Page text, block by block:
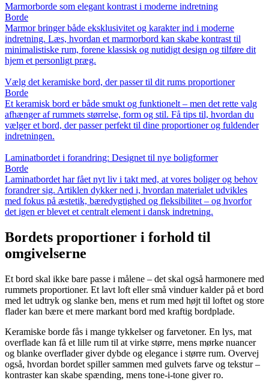
Marmorborde som elegant kontrast i moderne indretning
Borde
Marmor bringer både eksklusivitet og karakter ind i moderne
indretning. Læs, hvordan et marmorbord kan skabe kontrast til
minimalistiske rum, forene klassisk og nutidigt design og tilføre dit
hjem et personligt præg.
Vælg det keramiske bord, der passer til dit rums proportioner
Borde
Et keramisk bord er både smukt og funktionelt – men det rette valg
afhænger af rummets størrelse, form og stil. Få tips til, hvordan du
vælger et bord, der passer perfekt til dine proportioner og fuldender
indretningen.
Laminatbordet i forandring: Designet til nye boligformer
Borde
Laminatbordet har fået nyt liv i takt med, at vores boliger og behov
forandrer sig. Artiklen dykker ned i, hvordan materialet udvikles
med fokus på æstetik, bæredygtighed og fleksibilitet – og hvorfor
det igen er blevet et centralt element i dansk indretning.
Bordets proportioner i forhold til
omgivelserne
Et bord skal ikke bare passe i målene – det skal også harmonere med
rummets proportioner. Et lavt loft eller små vinduer kalder på et bord
med let udtryk og slanke ben, mens et rum med højt til loftet og store
flader kan bære et mere markant bord med kraftig bordplade.
Keramiske borde fås i mange tykkelser og farvetoner. En lys, mat
overflade kan få et lille rum til at virke større, mens mørke nuancer
og blanke overflader giver dybde og elegance i større rum. Overvej
også, hvordan bordet spiller sammen med gulvets farve og tekstur –
kontraster kan skabe spænding, mens tone-i-tone giver ro.